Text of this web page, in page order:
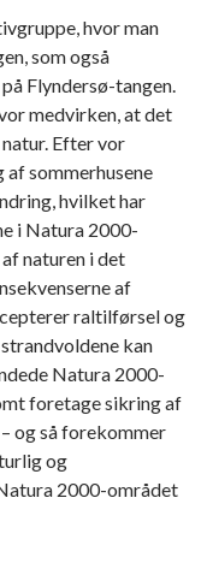
hvor man
som også
Flyndersø-tangen.
medvirken, at det
Efter vor
sommerhusene
hvilket har
i Natura 2000-
naturen i det
af
raltilførsel og
kan
Natura 2000-
foretage sikring af
og så forekommer
og
2000-området